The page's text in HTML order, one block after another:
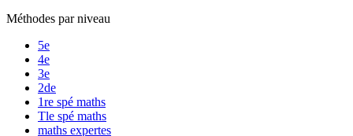
Méthodes par niveau
5e
4e
3e
2de
1re spé maths
Tle spé maths
maths expertes